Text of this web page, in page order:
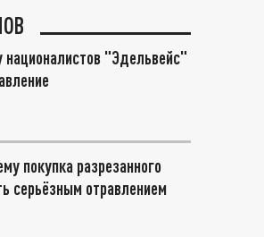
националистов "Эдельвейс"
покупка разрезанного
серьёзным отравлением